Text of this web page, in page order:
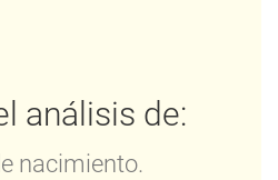
análisis de:
nacimiento.